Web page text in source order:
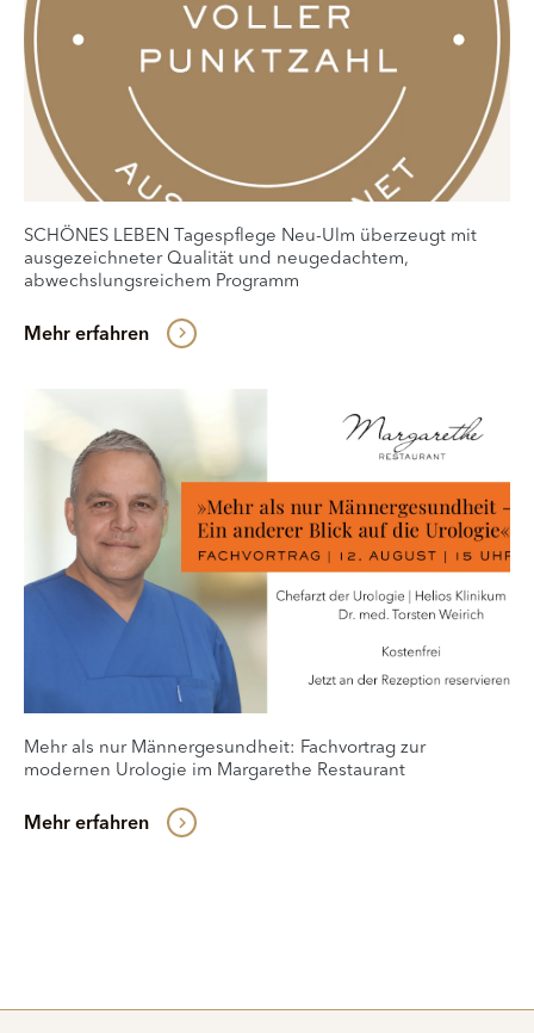
SCHÖNES LEBEN Tagespflege Neu-Ulm überzeugt mit
ausgezeichneter Qualität und neugedachtem,
abwechslungsreichem Programm
Mehr erfahren
Mehr als nur Männergesundheit: Fachvortrag zur
modernen Urologie im Margarethe Restaurant
Mehr erfahren